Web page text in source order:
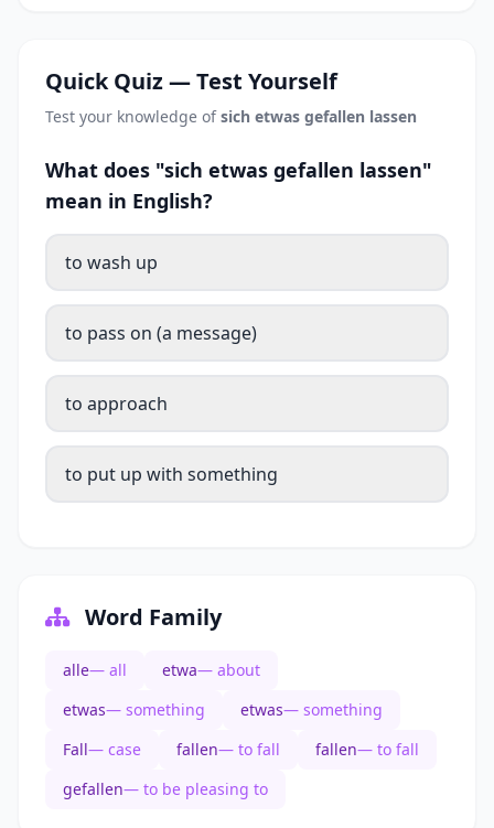
Quick Quiz — Test Yourself
Test your knowledge ofsich etwas gefallen lassen
What does "sich etwas gefallen lassen"
mean in English?
to wash up
to pass on (a message)
to approach
to put up with something
Word Family
alle— all etwa— about
etwas— something etwas— something
Fall— case fallen— to fall fallen— to fall
gefallen— to be pleasing to